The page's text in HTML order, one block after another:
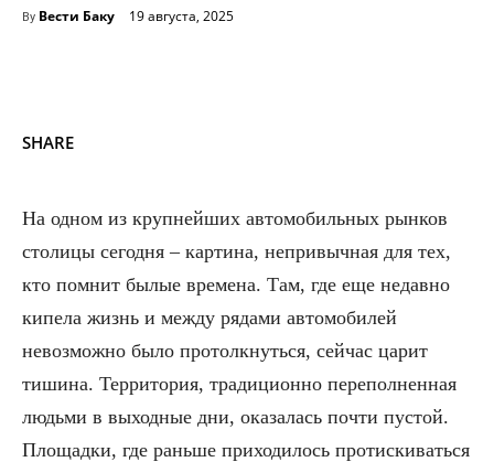
By Вести Баку 19 августа, 2025
SHARE
На одном из крупнейших автомобильных рынков
столицы сегодня – картина, непривычная для тех,
кто помнит былые времена. Там, где еще недавно
кипела жизнь и между рядами автомобилей
невозможно было протолкнуться, сейчас царит
тишина. Территория, традиционно переполненная
людьми в выходные дни, оказалась почти пустой.
Площадки, где раньше приходилось протискиваться